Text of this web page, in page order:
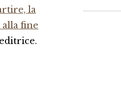
la
fine